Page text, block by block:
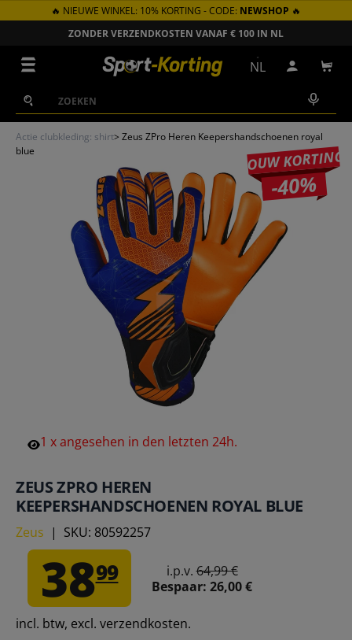
GA NAAR INHOUD
🔥 NIEUWE WINKEL: 10% KORTING - CODE: NEWSHOP 🔥
ZONDER VERZENDKOSTEN VANAF € 100 IN NL
Zoeken
Zoeken
NL Inloggen
Actie clubkleding: shirt> Zeus ZPro Heren Keepershandschoenen royal
blue
JOUW KORTING
-40%
1 xangesehen in den letzten 24h.
ZEUS ZPRO HEREN
KEEPERSHANDSCHOENEN ROYAL BLUE
Zeus | SKU: 80592257
3899 i.p.v.64,99 €
Bespaar: 26,00 €
incl. btw, excl. verzendkosten.